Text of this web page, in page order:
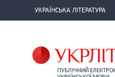
УКРАЇНСЬКА ЛІТЕРАТУРА